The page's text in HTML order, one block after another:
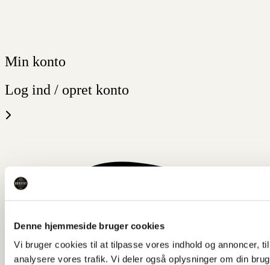
Denne hjemmeside bruger cookies
Vi bruger cookies til at tilpasse vores indhold og annoncer,
analysere vores trafik. Vi deler også oplysninger om din
Min konto
Log ind / opret konto